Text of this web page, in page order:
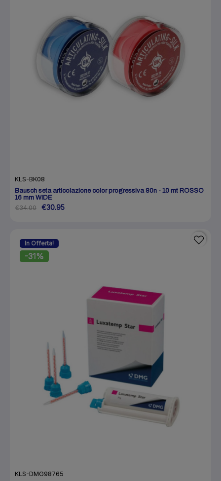
KLS-BK08
Bausch seta articolazione color progressiva 80n - 10 mt ROSSO
16 mm WIDE
€34.00 €30.95
In Offerta!
-31%
KLS-DMG98765